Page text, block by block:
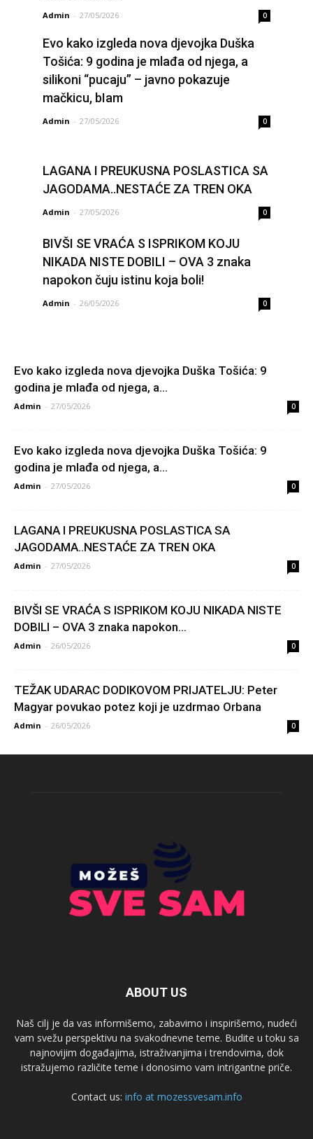
Admin - 27/05/2026 0
Evo kako izgleda nova djevojka Duška
Tošića: 9 godina je mlađa od njega, a
silikoni “pucaju” – javno pokazuje
mačkicu, bIam
Admin - 27/05/2026 0
LAGANA I PREUKUSNA POSLASTICA SA
JAGODAMA..NESTAĆE ZA TREN OKA
Admin - 27/05/2026 0
BIVŠI SE VRAĆA S ISPRIKOM KOJU
NIKADA NISTE DOBILI – OVA 3 znaka
napokon čuju istinu koja boli!
Admin - 26/05/2026 0
Evo kako izgleda nova djevojka Duška Tošića: 9
godina je mlađa od njega, a...
Admin - 27/05/2026 0
Evo kako izgleda nova djevojka Duška Tošića: 9
godina je mlađa od njega, a...
Admin - 27/05/2026 0
LAGANA I PREUKUSNA POSLASTICA SA
JAGODAMA..NESTAĆE ZA TREN OKA
Admin - 27/05/2026 0
BIVŠI SE VRAĆA S ISPRIKOM KOJU NIKADA NISTE
DOBILI – OVA 3 znaka napokon...
Admin - 26/05/2026 0
TEŽAK UDARAC DODIKOVOM PRIJATELJU: Peter
Magyar povukao potez koji je uzdrmao Orbana
Admin - 26/05/2026 0
ABOUT US
Naš cilj je da vas informišemo, zabavimo i inspirišemo, nudeći
vam svežu perspektivu na svakodnevne teme. Budite u toku sa
najnovijim događajima, istraživanjima i trendovima, dok
istražujemo različite teme i donosimo vam intrigantne priče.
Contact us: info at mozessvesam.info